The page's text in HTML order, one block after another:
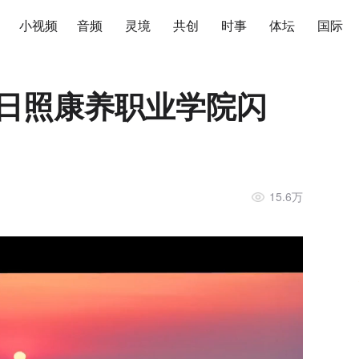
小视频 音频 灵境 共创 时事 体坛 国际
照康养职业学院闪
15.6万